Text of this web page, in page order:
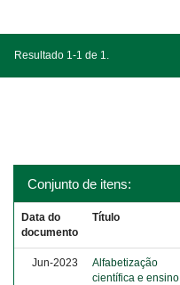
Resultado 1-1 de 1.
Conjunto de itens:
Data do
documento
Título
Jun-2023
Alfabetização
científica e ensino